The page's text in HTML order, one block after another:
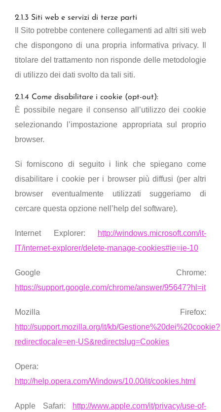
2.1.3 Siti web e servizi di terze parti
Il Sito potrebbe contenere collegamenti ad altri siti web
che dispongono di una propria informativa privacy. Il
titolare del trattamento non risponde delle metodologie
di utilizzo dei dati svolto da tali siti.
2.1.4 Come disabilitare i cookie (opt-out):
È possibile negare il consenso all’utilizzo dei cookie
selezionando l’impostazione appropriata sul proprio
browser.
Si forniscono di seguito i link che spiegano come
disabilitare i cookie per i browser più diffusi (per altri
browser eventualmente utilizzati suggeriamo di
cercare questa opzione nell’help del software).
Internet Explorer:
http://windows.microsoft.com/it-
IT/internet-explorer/delete-manage-cookies#ie=ie-10
Google Chrome:
https://support.google.com/chrome/answer/95647?hl=it
Mozilla Firefox:
http://support.mozilla.org/it/kb/Gestione%20dei%20cookie?
redirectlocale=en-US&redirectslug=Cookies
Opera:
http://help.opera.com/Windows/10.00/it/cookies.html
Apple Safari:
http://www.apple.com/it/privacy/use-of-